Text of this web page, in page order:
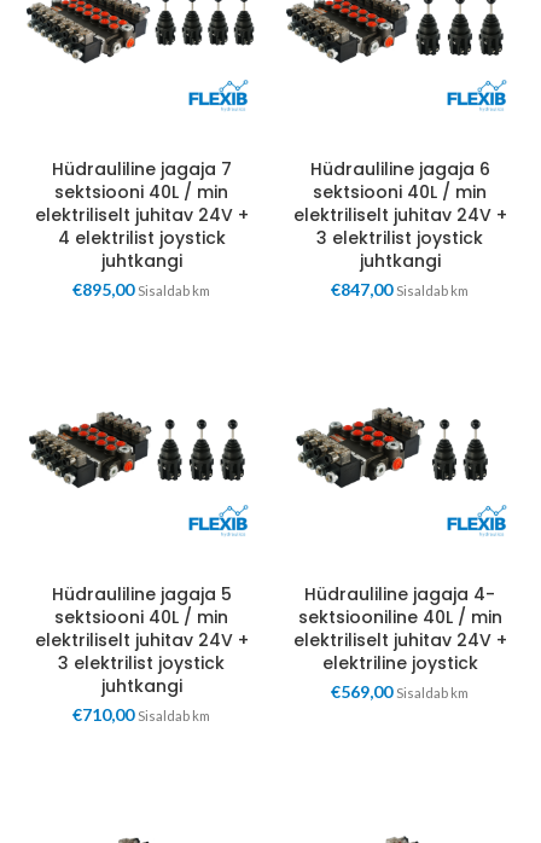
Hüdrauliline jagaja 7
sektsiooni 40L / min
elektriliselt juhitav 24V +
4 elektrilist joystick
juhtkangi
€895,00 Sisaldab km
Hüdrauliline jagaja 6
sektsiooni 40L / min
elektriliselt juhitav 24V +
3 elektrilist joystick
juhtkangi
€847,00 Sisaldab km
Hüdrauliline jagaja 5
sektsiooni 40L / min
elektriliselt juhitav 24V +
3 elektrilist joystick
juhtkangi
€710,00 Sisaldab km
Hüdrauliline jagaja 4-
sektsiooniline 40L / min
elektriliselt juhitav 24V +
elektriline joystick
€569,00 Sisaldab km